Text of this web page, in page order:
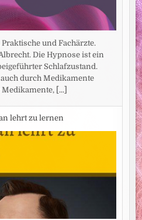
und Fachärzte.
Die Hypnose ist ein
Schlafzustand.
durch Medikamente
Medikamente, [...]
lehrt zu lernen